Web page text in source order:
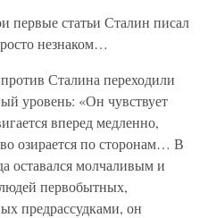
первые статьи Сталин писал
незнаком…
Сталина переходили
уровень: «Он чувствует
вперед медленно,
озирается по сторонам… В
оставался молчаливым и
первобытных,
предрассудками, он